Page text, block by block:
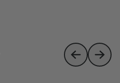
Skip toSkip